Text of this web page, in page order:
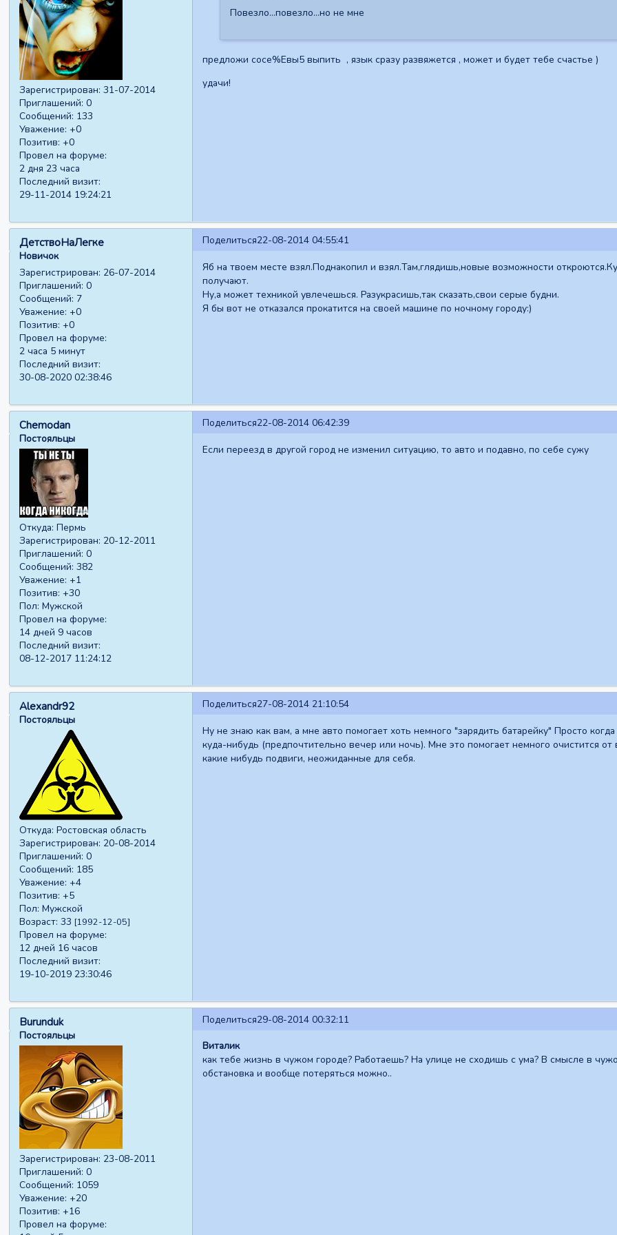
Зарегистрирован: 31-07-2014
Приглашений: 0
Сообщений: 133
Уважение: +0
Позитив: +0
Провел на форуме:
2 дня 23 часа
Последний визит:
29-11-2014 19:24:21
Повезло...повезло...но не мне
предложи сосе%Eвы5 выпить , язык сразу развяжется , может и будет тебе счастье )
удачи!
Поделиться22-08-2014 04:55:41
ДетствоНаЛегке
Новичок
Зарегистрирован: 26-07-2014
Приглашений: 0
Сообщений: 7
Уважение: +0
Позитив: +0
Провел на форуме:
2 часа 5 минут
Последний визит:
30-08-2020 02:38:46
Яб на твоем месте взял.Поднакопил и взял.Там,глядишь,новые возможности
получают.
Ну,а может техникой увлечешься. Разукрасишь,так сказать,свои серые будни.
Я бы вот не отказался прокатится на своей машине по ночному городу:)
Поделиться22-08-2014 06:42:39
Chemodan
Постояльцы
Откуда: Пермь
Зарегистрирован: 20-12-2011
Приглашений: 0
Сообщений: 382
Уважение: +1
Позитив: +30
Пол: Мужской
Провел на форуме:
14 дней 9 часов
Последний визит:
08-12-2017 11:24:12
Если переезд в другой город не изменил ситуацию, то авто и подавно, по себе сужу
Поделиться27-08-2014 21:10:54
Alexandr92
Постояльцы
Откуда: Ростовская область
Зарегистрирован: 20-08-2014
Приглашений: 0
Сообщений: 185
Уважение: +4
Позитив: +5
Пол: Мужской
Возраст: 33 [1992-12-05]
Провел на форуме:
12 дней 16 часов
Последний визит:
19-10-2019 23:30:46
Ну не знаю как вам, а мне авто помогает хоть немного "зарядить батарейку" Просто
куда-нибудь (предпочтительно вечер или ночь). Мне это помогает немного очистится
какие нибудь подвиги, неожиданные для себя.
Поделиться29-08-2014 00:32:11
Burunduk
Постояльцы
Зарегистрирован: 23-08-2011
Приглашений: 0
Сообщений: 1059
Уважение: +20
Позитив: +16
Провел на форуме:
Виталик
как тебе жизнь в чужом городе? Работаешь? На улице не сходишь с ума? В смысле в
обстановка и вообще потеряться можно..